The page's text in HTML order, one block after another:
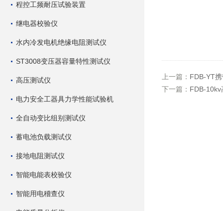
程控工频耐压试验装置
继电器校验仪
水内冷发电机绝缘电阻测试仪
ST3008变压器容量特性测试仪
高压测试仪
电力安全工器具力学性能试验机
全自动变比组别测试仪
蓄电池负载测试仪
接地电阻测试仪
智能电能表校验仪
智能用电稽查仪
上一篇： FDB-YT
下一篇： FDB-10kv